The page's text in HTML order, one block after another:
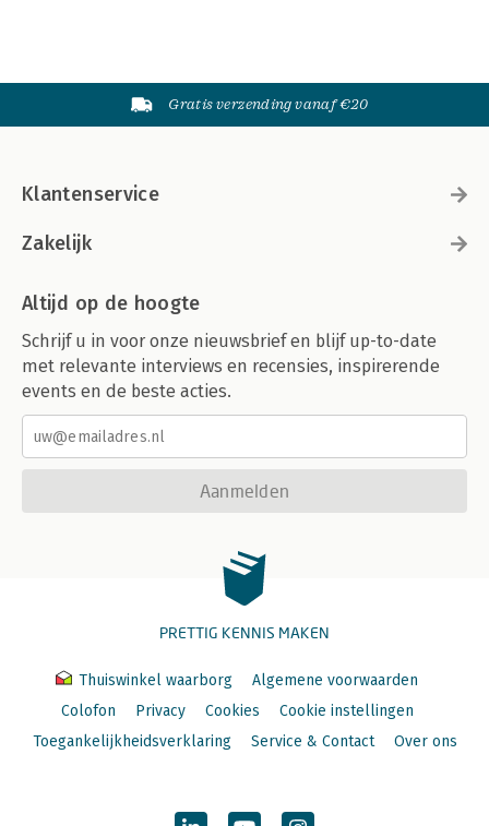
Gratis verzending vanaf €20
Klantenservice
Zakelijk
Altijd op de hoogte
Schrijf u in voor onze nieuwsbrief en blijf up-to-date
met relevante interviews en recensies, inspirerende
events en de beste acties.
Aanmelden
PRETTIG KENNIS MAKEN
Thuiswinkel waarborg
Algemene voorwaarden
Colofon
Privacy Cookies
Cookie instellingen
Toegankelijkheidsverklaring
Service & Contact Over ons